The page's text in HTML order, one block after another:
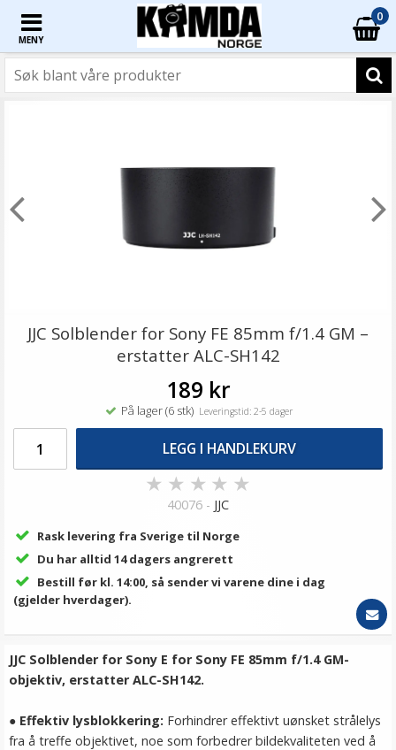
MENY
0
JJC Solblender for Sony FE 85mm f/1.4 GM –
erstatter ALC-SH142
189 kr
På lager (6 stk)Leveringstid: 2-5 dager
LEGG I HANDLEKURV
★ ★ ★ ★ ★
40076 - JJC
Rask levering fra Sverige til Norge
Du har alltid 14 dagers angrerett
Bestill før kl. 14:00, så sender vi varene dine i dag
(gjelder hverdager).
JJC Solblender for Sony E for Sony FE 85mm f/1.4 GM-
objektiv, erstatter ALC-SH142.
● Effektiv lysblokkering: Forhindrer effektivt uønsket strålelys
fra å treffe objektivet, noe som forbedrer bildekvaliteten ved å